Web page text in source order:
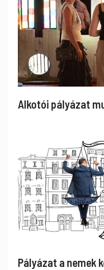
Alkotói pályázat
Pályázat a nemek